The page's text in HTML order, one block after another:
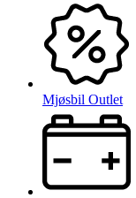
Mjøsbil Outlet